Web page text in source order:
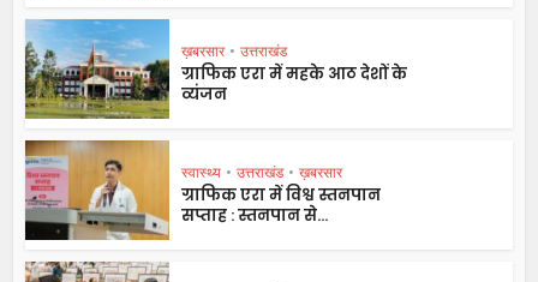
ख़बरसार • उत्तराखंड
ग्राफिक एरा में महके आठ देशों के
व्यंजन
स्वास्थ्य • उत्तराखंड • ख़बरसार
ग्राफिक एरा में विश्व स्तनपान
सप्ताह : स्तनपान से...